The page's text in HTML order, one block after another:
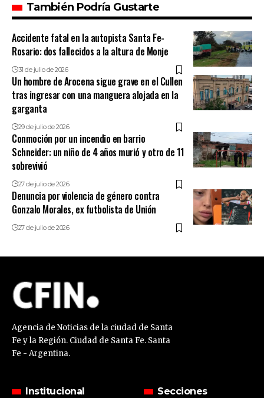
También Podría Gustarte
Accidente fatal en la autopista Santa Fe-
Rosario: dos fallecidos a la altura de Monje
31 de julio de 2026
Un hombre de Arocena sigue grave en el Cullen
tras ingresar con una manguera alojada en la
garganta
29 de julio de 2026
Conmoción por un incendio en barrio
Schneider: un niño de 4 años murió y otro de 11
sobrevivió
27 de julio de 2026
Denuncia por violencia de género contra
Gonzalo Morales, ex futbolista de Unión
27 de julio de 2026
Agencia de Noticias de la ciudad de Santa
Fe y la Región. Ciudad de Santa Fe. Santa
Fe - Argentina.
Institucional Secciones